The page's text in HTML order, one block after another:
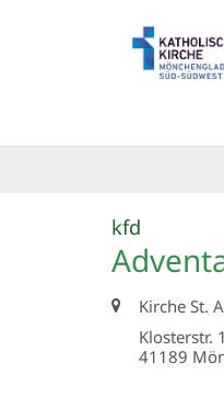
kfd
Ort: Kirche St.
Klosterstr.
41189